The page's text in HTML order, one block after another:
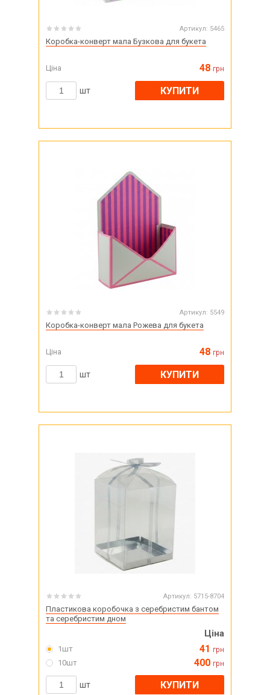
Артикул: 5465
Коробка-конверт мала Бузкова для букета
Ціна 48 грн
шт КУПИТИ
Артикул: 5549
Коробка-конверт мала Рожева для букета
Ціна 48 грн
шт КУПИТИ
Артикул: 5715-8704
Пластикова коробочка з серебристим бантом
та серебристим дном
Ціна
1шт 41 грн
10шт 400 грн
шт КУПИТИ